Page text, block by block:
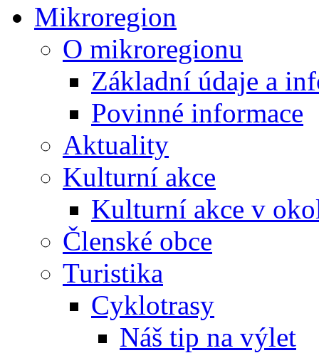
Mikroregion
O mikroregionu
Základní údaje a
Povinné informace
Aktuality
Kulturní akce
Kulturní akce v
Členské obce
Turistika
Cyklotrasy
Náš tip na výlet